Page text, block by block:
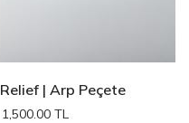
Relief | Arp Peçete
1,500.00 TL